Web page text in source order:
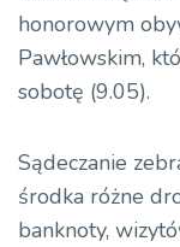
honorowym
Pawłowskim,
sobotę (9.05).
Sądeczanie
środka różne
banknoty,